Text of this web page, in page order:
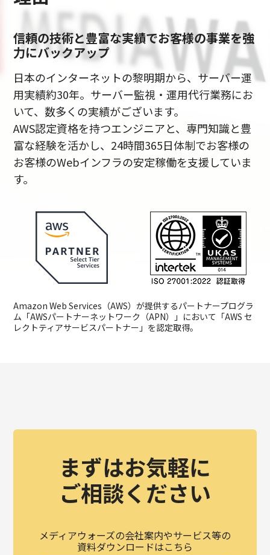
信頼の技術と豊富な実績でお客様の事業を強
力にバックアップ
日本のインターネットの黎明期から、サーバー運
用実績約30年。サーバー監視・運用代行業務にお
いて、数多くの実績がございます。
AWS認定資格を持つエンジニアと、専門知識と豊
富な経験を活かし、24時間365日体制でお客様の
お客様のWebインフラの安定稼働を支援していま
す。
Amazon Web Services（AWS）が提供するパートナープログラ
ム「AWSパートナーネットワーク（APN）」において「AWS セ
レクトティアサービスパートナー」を認定取得。
まずはお気軽に
ご相談ください
メディアウォーズの会社案内やサービス等の
資料ダウンロードはこちら